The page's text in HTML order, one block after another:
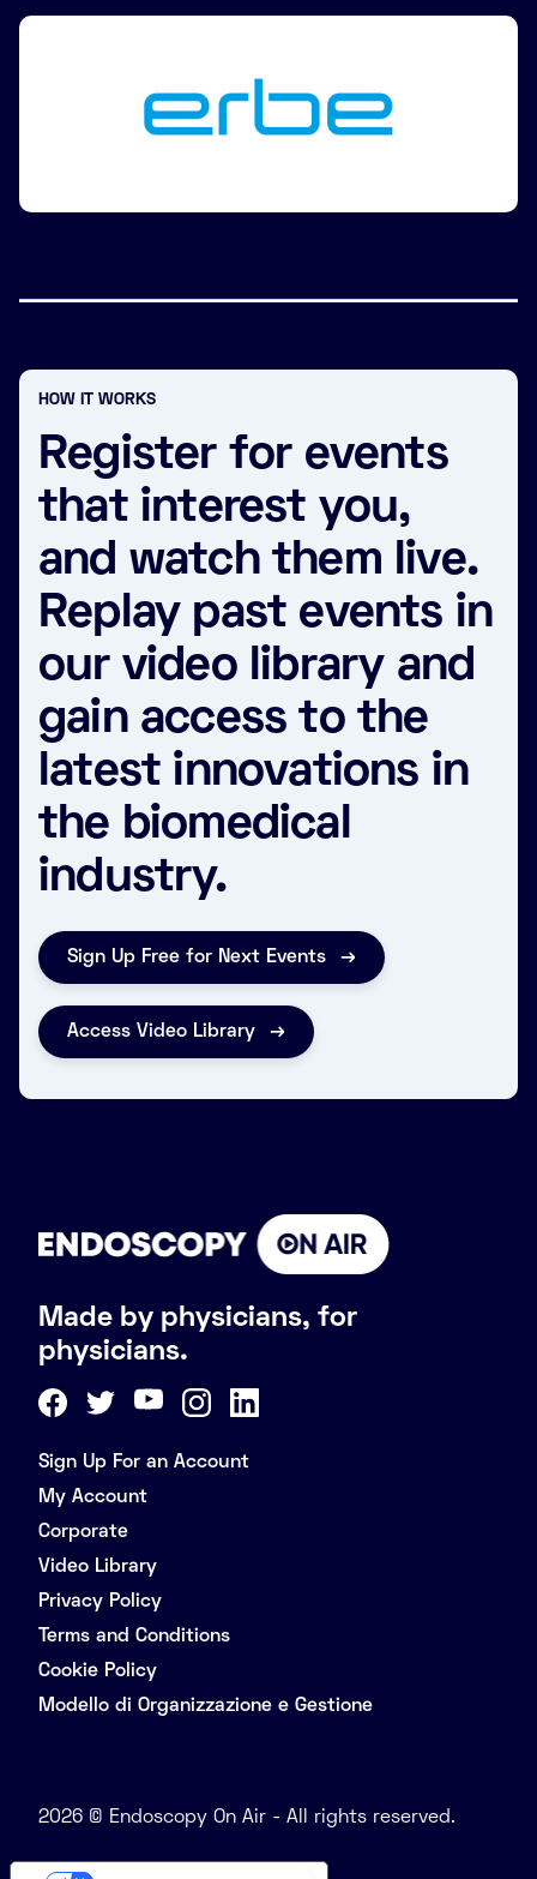
HOW IT WORKS
Register for events
that interest you,
and watch them live.
Replay past events in
our video library and
gain access to the
latest innovations in
the biomedical
industry.
Sign Up Free for Next Events
Access Video Library
Made by physicians, for
physicians.
Sign Up For an Account
My Account
Corporate
Video Library
Privacy Policy
Terms and Conditions
Cookie Policy
Modello di Organizzazione e Gestione
2026 © Endoscopy On Air - All rights reserved.